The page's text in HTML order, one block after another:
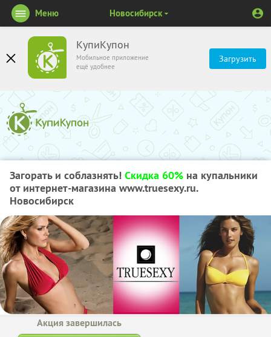
КупиКупон
Мобильное приложение
ещё удобнее
Загрузить
Меню Новосибирск
Загорать и соблазнять! Скидка 60% на купальники
от интернет-магазина www.truesexy.ru.
Новосибирск
Акция завершилась